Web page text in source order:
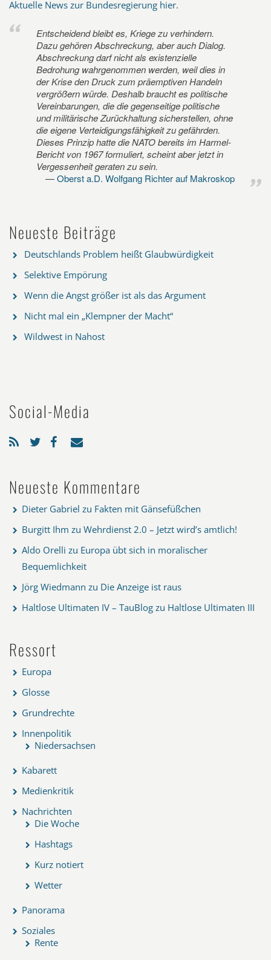
Aktuelle News zur Bundesregierung hier.
Entscheidend bleibt es, Kriege zu verhindern.
Dazu gehören Abschreckung, aber auch Dialog.
Abschreckung darf nicht als existenzielle
Bedrohung wahrgenommen werden, weil dies in
der Krise den Druck zum präemptiven Handeln
vergrößern würde. Deshalb braucht es politische
Vereinbarungen, die die gegenseitige politische
und militärische Zurückhaltung sicherstellen, ohne
die eigene Verteidigungsfähigkeit zu gefährden.
Dieses Prinzip hatte die NATO bereits im Harmel-
Bericht von 1967 formuliert, scheint aber jetzt in
Vergessenheit geraten zu sein.
Oberst a.D. Wolfgang Richter auf Makroskop
Neueste Beiträge
Deutschlands Problem heißt Glaubwürdigkeit
Selektive Empörung
Wenn die Angst größer ist als das Argument
Nicht mal ein „Klempner der Macht“
Wildwest in Nahost
Social-Media
Neueste Kommentare
Dieter Gabriel zu Fakten mit Gänsefüßchen
Burgitt Ihm zu Wehrdienst 2.0 – Jetzt wird’s amtlich!
Aldo Orelli zu Europa übt sich in moralischer
Bequemlichkeit
Jörg Wiedmann zu Die Anzeige ist raus
Haltlose Ultimaten IV – TauBlog zu Haltlose Ultimaten III
Ressort
Europa
Glosse
Grundrechte
Innenpolitik
Niedersachsen
Kabarett
Medienkritik
Nachrichten
Die Woche
Hashtags
Kurz notiert
Wetter
Panorama
Soziales
Rente